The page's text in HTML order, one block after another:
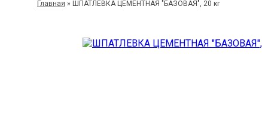
Главная » ШПАТЛЕВКА ЦЕМЕНТНАЯ "БАЗОВАЯ", 20 кг